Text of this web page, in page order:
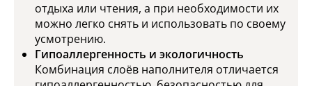
отдыха или чтения, а при необходимости их
можно легко снять и использовать по своему
усмотрению.
Гипоаллергенность и экологичность
Комбинация слоёв наполнителя отличается